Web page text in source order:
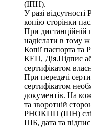
(ІПН).
У разі відсутності
копію сторінки пас
При дистанційній
надіслати в тому ж
Копії паспорта та Р
КЕП, Дія.Підпис а
сертифікатом влас
При передачі серти
сертифікатом необ
документів. На ко
та зворотній сторо
РНОКПП (ІПН) сл
ПІБ, дата та підпис